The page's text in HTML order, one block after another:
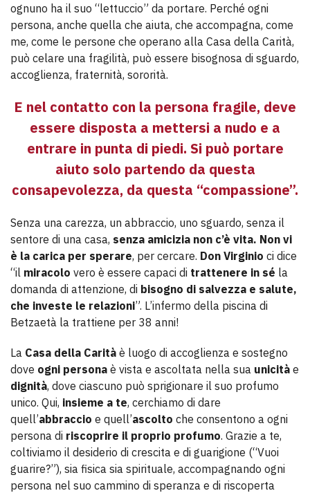
ognuno ha il suo “lettuccio” da portare. Perché ogni
persona, anche quella che aiuta, che accompagna, come
me, come le persone che operano alla Casa della Carità,
può celare una fragilità, può essere bisognosa di sguardo,
accoglienza, fraternità, sororità.
E nel contatto con la persona fragile, deve
essere disposta a mettersi a nudo e a
entrare in punta di piedi. Si può portare
aiuto solo partendo da questa
consapevolezza, da questa “compassione”.
Senza una carezza, un abbraccio, uno sguardo, senza il
sentore di una casa, senza amicizia non c’è vita. Non vi
è la carica per sperare, per cercare. Don Virginio ci dice
“il miracolo vero è essere capaci di trattenere in sé la
domanda di attenzione, di bisogno di salvezza e salute,
che investe le relazioni”. L’infermo della piscina di
Betzaetà la trattiene per 38 anni!
La Casa della Carità è luogo di accoglienza e sostegno
dove ogni persona è vista e ascoltata nella sua unicità e
dignità, dove ciascuno può sprigionare il suo profumo
unico. Qui, insieme a te, cerchiamo di dare
quell’abbraccio e quell’ascolto che consentono a ogni
persona di riscoprire il proprio profumo. Grazie a te,
coltiviamo il desiderio di crescita e di guarigione (“Vuoi
guarire?”), sia fisica sia spirituale, accompagnando ogni
persona nel suo cammino di speranza e di riscoperta